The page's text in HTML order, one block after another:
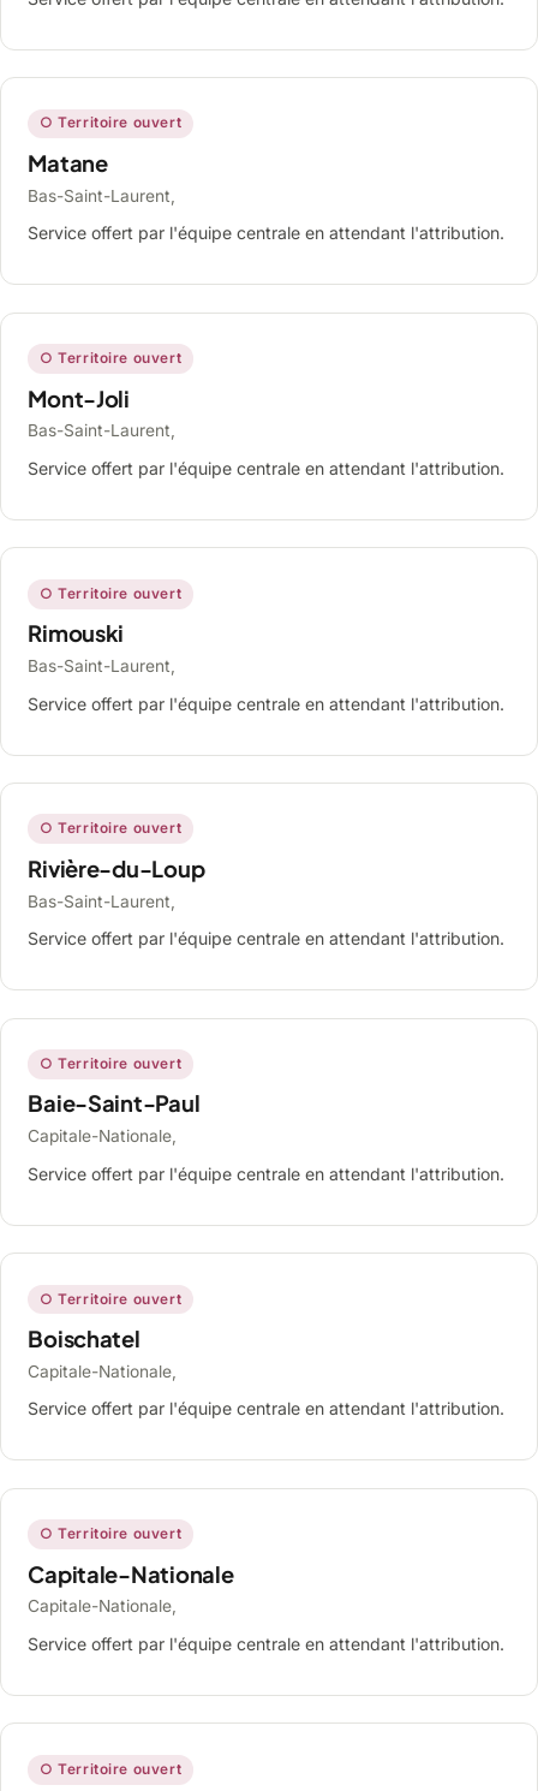
○ Territoire ouvert
Matane
Bas-Saint-Laurent,
Service offert par l'équipe centrale en attendant l'attribution.
○ Territoire ouvert
Mont-Joli
Bas-Saint-Laurent,
Service offert par l'équipe centrale en attendant l'attribution.
○ Territoire ouvert
Rimouski
Bas-Saint-Laurent,
Service offert par l'équipe centrale en attendant l'attribution.
○ Territoire ouvert
Rivière-du-Loup
Bas-Saint-Laurent,
Service offert par l'équipe centrale en attendant l'attribution.
○ Territoire ouvert
Baie-Saint-Paul
Capitale-Nationale,
Service offert par l'équipe centrale en attendant l'attribution.
○ Territoire ouvert
Boischatel
Capitale-Nationale,
Service offert par l'équipe centrale en attendant l'attribution.
○ Territoire ouvert
Capitale-Nationale
Capitale-Nationale,
Service offert par l'équipe centrale en attendant l'attribution.
○ Territoire ouvert